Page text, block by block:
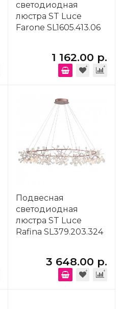
светодиодная
люстра ST Luce
Farone SL1605.413.06
1 162.00 р.
Подвесная
светодиодная
люстра ST Luce
Rafina SL379.203.324
3 648.00 р.